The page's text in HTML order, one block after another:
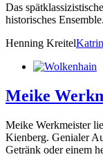
Das
historisches Ensemble.
Henning Kreitel
Meike
Meike Werkmeister
Kienberg. Genialer
Getränk oder einem